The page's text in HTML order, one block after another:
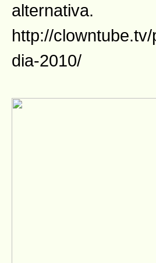
alternativa.
http://
dia-2010/